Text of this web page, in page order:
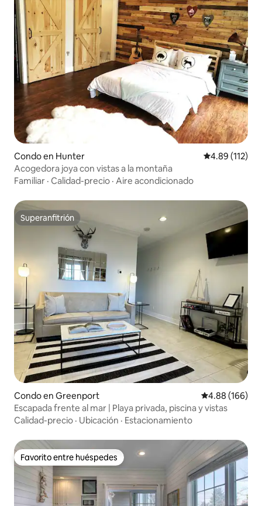
Condo en Hunter Calificación
4.89 (112)
Acogedora joya con vistas a la montaña
Familiar · Calidad-precio · Aire acondicionado
Superanfitrión
Superanfitrión
Condo en Greenport Calificación
4.88 (166)
Escapada frente al mar | Playa privada, piscina y vistas
Calidad-precio · Ubicación · Estacionamiento
Favorito entre huéspedes
Favorito entre huéspedes